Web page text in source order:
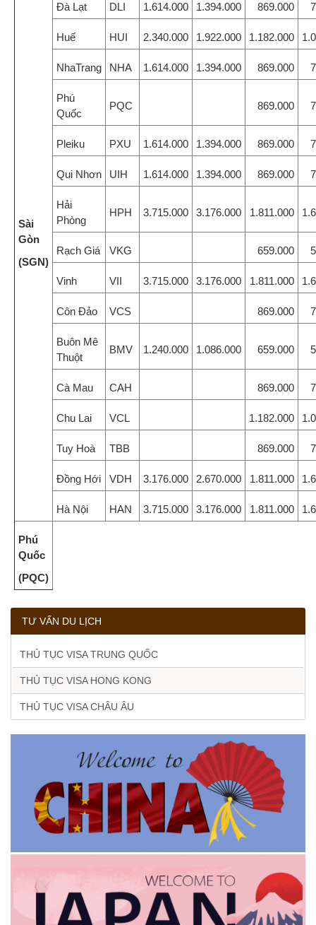
Sài
Gòn
(SGN)
Đà Lạt DLI 1.614.000 1.394.000 869.000
Huế HUI 2.340.000 1.922.000 1.182.000
NhaTrang NHA 1.614.000 1.394.000 869.000
Phú
Quốc
PQC 869.000
Pleiku PXU 1.614.000 1.394.000 869.000
Qui Nhơn UIH 1.614.000 1.394.000 869.000
Hải
Phòng
HPH 3.715.000 3.176.000 1.811.000
Rạch Giá VKG 659.000
Vinh VII 3.715.000 3.176.000 1.811.000
Côn Đảo VCS 869.000
Buôn Mê
Thuột
BMV 1.240.000 1.086.000 659.000
Cà Mau CAH 869.000
Chu Lai VCL 1.182.000
Tuy Hoà TBB 869.000
Đồng Hới VDH 3.176.000 2.670.000 1.811.000
Hà Nội HAN 3.715.000 3.176.000 1.811.000
Phú
Quốc
(PQC)
TƯ VẤN DU LỊCH
THỦ TỤC VISA TRUNG QUỐC
THỦ TỤC VISA HONG KONG
THỦ TỤC VISA CHÂU ÂU